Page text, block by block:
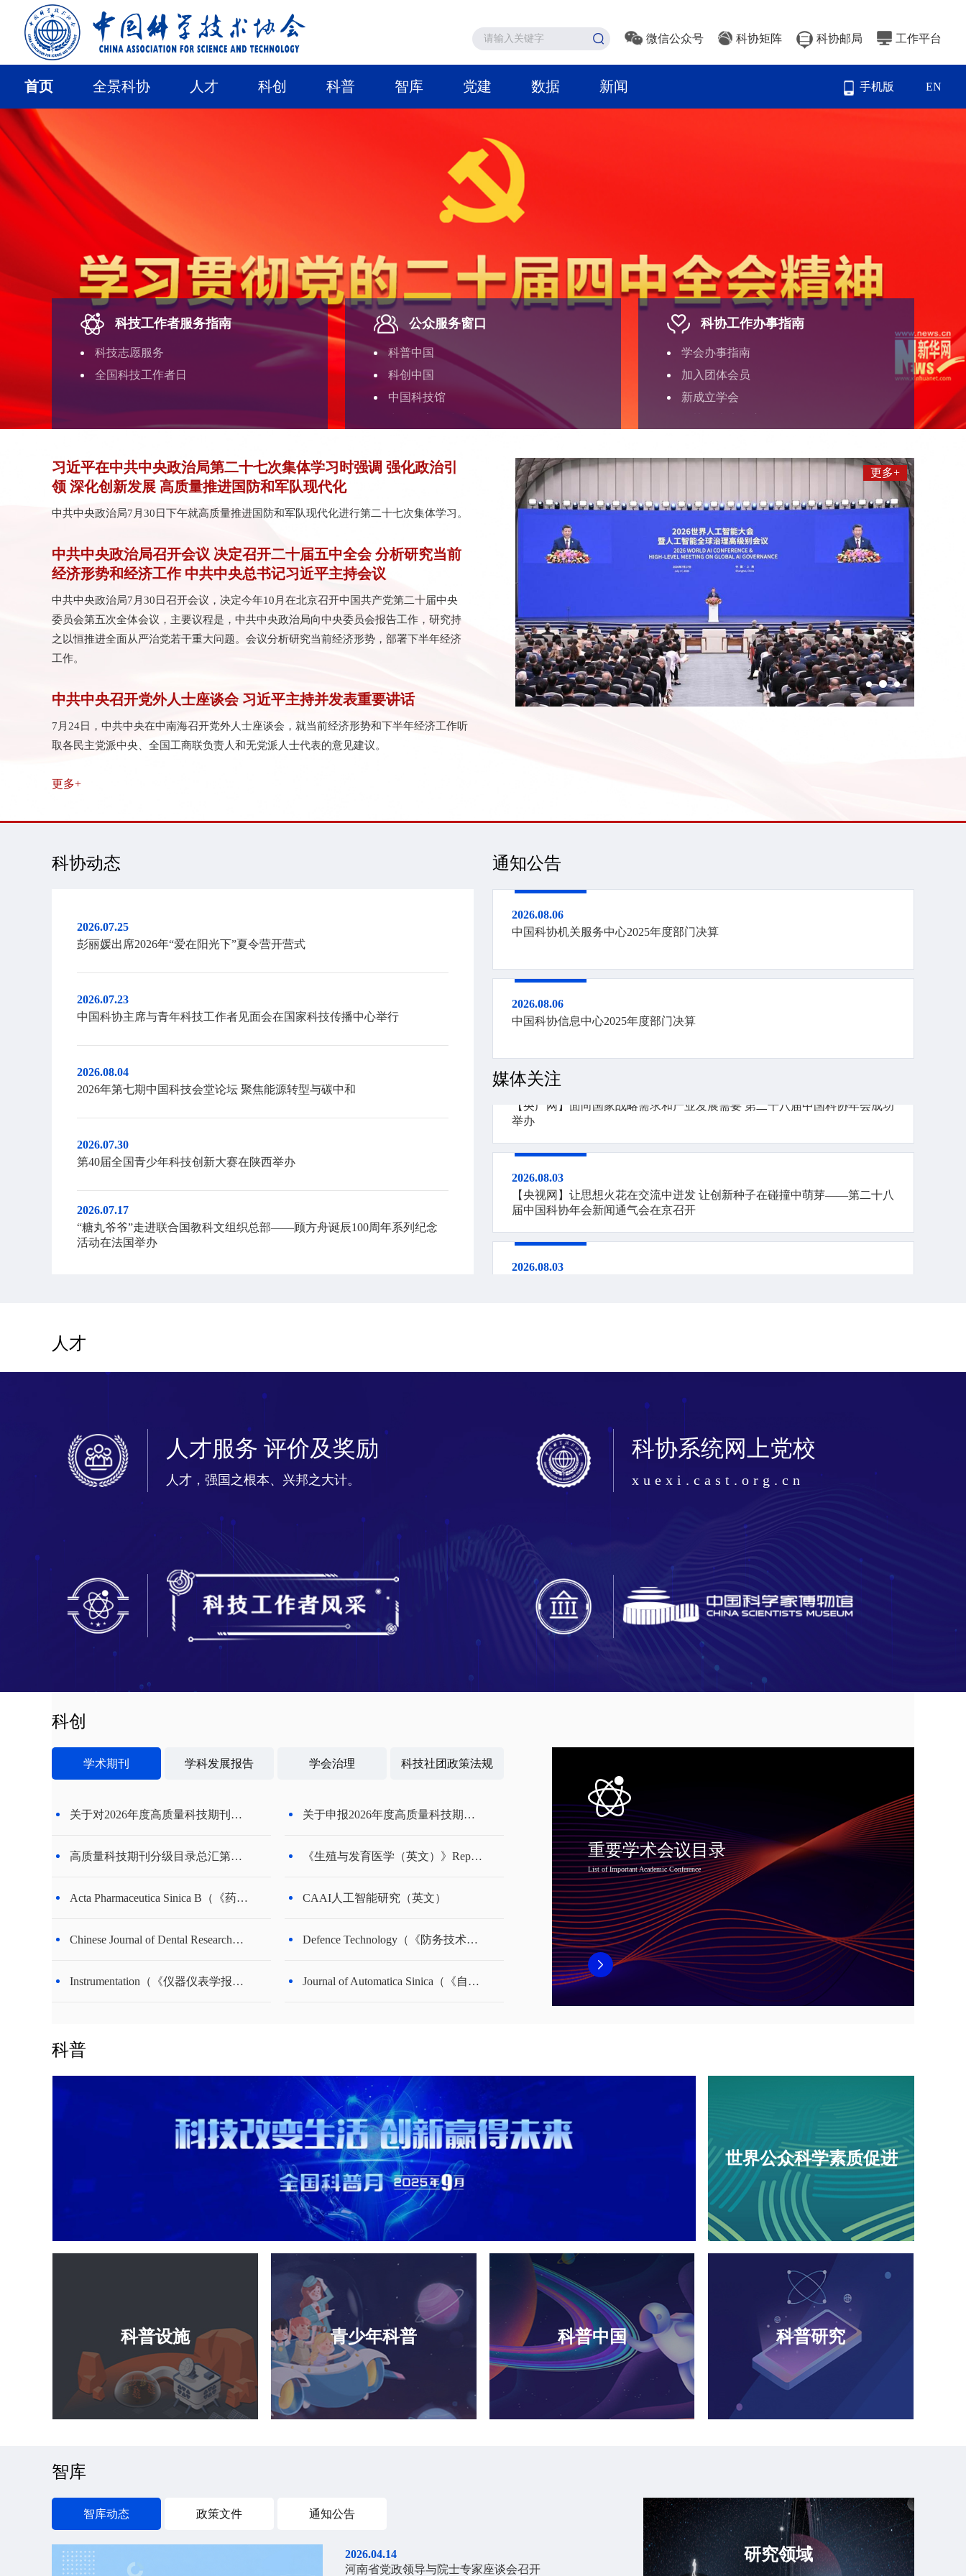
微信公众号 科协矩阵 科协邮局 工作平台
手机版 EN
首页 全景科协 人才 科创 科普 智库 党建 数据 新闻
科技工作者服务指南
科技志愿服务
全国科技工作者日
公众服务窗口
科普中国
科创中国
中国科技馆
科协工作办事指南
学会办事指南
加入团体会员
新成立学会
全国流动科普设施服务平台
中国科协智慧统计系统
中国科协年度事业发展统计公报
企业科协综合服务系统
习近平在中共中央政治局第二十七次集体学习时强调 强化政治引
领 深化创新发展 高质量推进国防和军队现代化
中共中央政治局7月30日下午就高质量推进国防和军队现代化进行第二十七次集体学习。
中共中央政治局召开会议 决定召开二十届五中全会 分析研究当前
经济形势和经济工作 中共中央总书记习近平主持会议
中共中央政治局7月30日召开会议，决定今年10月在北京召开中国共产党第二十届中央
委员会第五次全体会议，主要议程是，中共中央政治局向中央委员会报告工作，研究持
之以恒推进全面从严治党若干重大问题。会议分析研究当前经济形势，部署下半年经济
工作。
中共中央召开党外人士座谈会 习近平主持并发表重要讲话
7月24日，中共中央在中南海召开党外人士座谈会，就当前经济形势和下半年经济工作听
取各民主党派中央、全国工商联负责人和无党派人士代表的意见建议。
更多+
更多+
科协动态
2026.07.25
彭丽媛出席2026年“爱在阳光下”夏令营开营式
2026.07.23
中国科协主席与青年科技工作者见面会在国家科技传播中心举行
2026.08.04
2026年第七期中国科技会堂论坛 聚焦能源转型与碳中和
2026.07.30
第40届全国青少年科技创新大赛在陕西举办
2026.07.17
“糖丸爷爷”走进联合国教科文组织总部——顾方舟诞辰100周年系列纪念
活动在法国举办
通知公告
2026.08.06
中国科协机关服务中心2025年度部门决算
2026.08.06
中国科协信息中心2025年度部门决算
媒体关注
2026.08.07
2026.08.06
【央广网】面向国家战略需求和产业发展需要 第二十八届中国科协年会成功
2026.08.03
【央视网】让思想火花在交流中迸发 让创新种子在碰撞中萌芽——第二十八
届中国科协年会新闻通气会在京召开
2026.08.03
【科技日报】三个关键词看第二十八届中国科协年会
【中国财经报】第二十八届中国科协年会成功举办
【光明网】第二十八届中国科协年会落幕 青年科技人才走上前台
2026.08.03
【光明网】科协年会｜郑永飞院士：气候走向极端，答案藏在地球内部
2026.08.03
【新华社】量子盛会圆满收官 超2400人参会创下大湾区纪录
2026.08.06
【人民日报】人民日报“读者点题”：为什么说科普和创新同等重要
2026.08.03
【央广网】面向国家战略需求和产业发展需要 第二十八届中国科协年会成功
届中国科协年会新闻通气会在京召开
2026.08.03
【科技日报】三个关键词看第二十八届中国科协年会
【中国青年报客户端】1000余位次专家学者作高品质学术报告！第二十八届
中国科协年会成功举办
2026.08.03
【中国财经报】第二十八届中国科协年会成功举办
2026.08.03
【光明网】第二十八届中国科协年会落幕 青年科技人才走上前台
【光明网】科协年会｜郑永飞院士：气候走向极端，答案藏在地球内部
人才
人才服务 评价及奖励
人才，强国之根本、兴邦之大计。
科协系统网上党校
xuexi.cast.org.cn
科创
学术期刊 学科发展报告 学会治理 科技社团政策法规
关于对2026年度高质量科技期刊分级目录发布项目评审结果进行公示的通知 关于申报2026年度高质量科技期刊分级目录发布项目的通知
高质量科技期刊分级目录总汇第四版发布公告 《生殖与发育医学（英文）》Reproductive and Developmental Medicine
Acta Pharmaceutica Sinica B（《药学学报》（英文）） CAAI人工智能研究（英文）
Chinese Journal of Dental Research（《中国牙科研究杂志》（英文）） Defence Technology（《防务技术》（英文））
Instrumentation（《仪器仪表学报（英文版）》 Journal of Automatica Sinica（《自动化学报》（英文版））
重要学术会议目录
List of Important Academic Conference
科普
世界公众科学素质促进
科普设施 青少年科普 科普中国 科普研究
智库
智库动态 政策文件 通知公告
2026.04.14
河南省党政领导与院士专家座谈会召开
研究领域